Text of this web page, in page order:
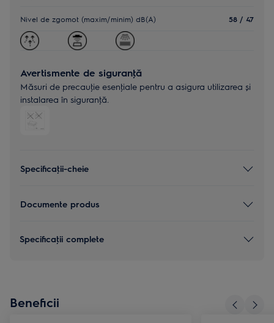
Nivel de zgomot (maxim/minim) dB(A) 58 / 47
Avertismente de siguranţă
Măsuri de precauţie esenţiale pentru a asigura utilizarea și
instalarea în siguranţă.
Specificaţii-cheie
Documente produs
Specificaţii complete
Beneficii